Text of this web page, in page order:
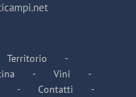
Territorio
Vini
Contatti